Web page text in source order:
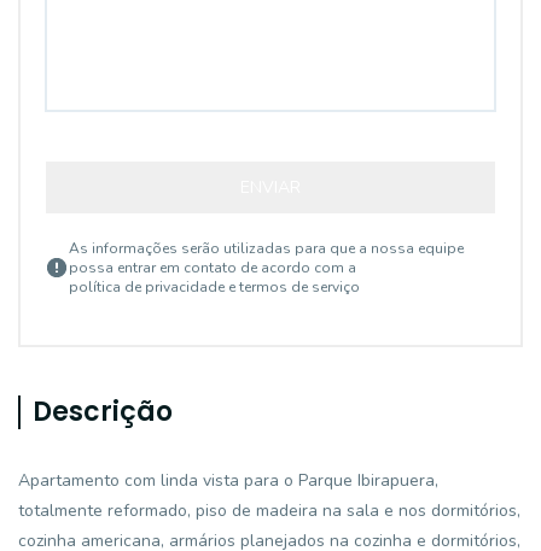
As informações serão utilizadas para que a nossa equipe
possa entrar em contato de acordo com a
política de privacidade e termos de serviço
Descrição
Apartamento com linda vista para o Parque Ibirapuera,
totalmente reformado, piso de madeira na sala e nos dormitórios,
cozinha americana, armários planejados na cozinha e dormitórios,